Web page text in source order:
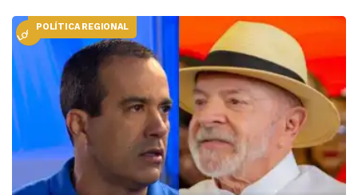
LOCALPOLÍTICA REGIONAL